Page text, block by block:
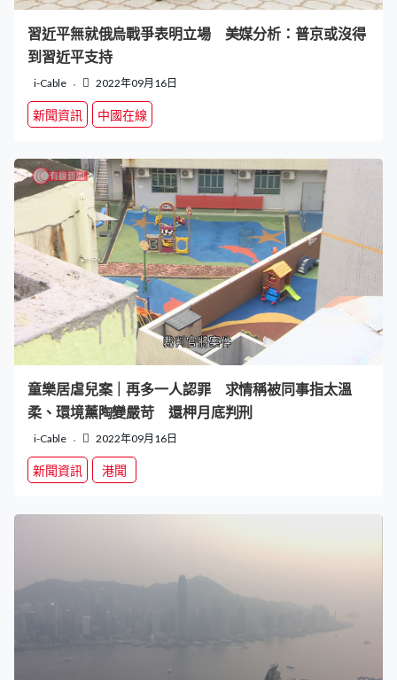
習近平無就俄烏戰爭表明立場 美媒分析：普京或沒得
到習近平支持
i-Cable 2022年09月16日
新聞資訊 中國在線
童樂居虐兒案｜再多一人認罪 求情稱被同事指太溫
柔、環境薰陶變嚴苛 還柙月底判刑
i-Cable 2022年09月16日
新聞資訊 港聞